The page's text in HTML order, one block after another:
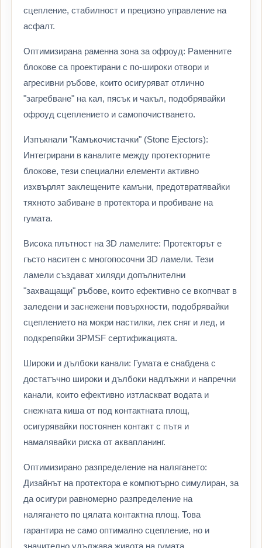
сцепление, стабилност и прецизно управление на
асфалт.
Оптимизирана раменна зона за офроуд: Раменните
блокове са проектирани с по-широки отвори и
агресивни ръбове, които осигуряват отлично
"загребване" на кал, пясък и чакъл, подобрявайки
офроуд сцеплението и самопочистването.
Изпъкнали "Камъкочистачки" (Stone Ejectors):
Интегрирани в каналите между протекторните
блокове, тези специални елементи активно
изхвърлят заклещените камъни, предотвратявайки
тяхното забиване в протектора и пробиване на
гумата.
Висока плътност на 3D ламелите: Протекторът е
гъсто наситен с многопосочни 3D ламели. Тези
ламели създават хиляди допълнителни
"захващащи" ръбове, които ефективно се вкопчват в
заледени и заснежени повърхности, подобрявайки
сцеплението на мокри настилки, лек сняг и лед, и
подкрепяйки 3PMSF сертификацията.
Широки и дълбоки канали: Гумата е снабдена с
достатъчно широки и дълбоки надлъжни и напречни
канали, които ефективно изтласкват водата и
снежната киша от под контактната площ,
осигурявайки постоянен контакт с пътя и
намалявайки риска от аквапланинг.
Оптимизирано разпределение на налягането:
Дизайнът на протектора е компютърно симулиран, за
да осигури равномерно разпределение на
налягането по цялата контактна площ. Това
гарантира не само оптимално сцепление, но и
значително удължава живота на гумата,